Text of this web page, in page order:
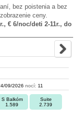
bez poistenia a bez
ceny.
€ 6/noc/deti 2-11r., do
09/2026 nocí: 11
S Balkóm
1.589
Suite
2.739